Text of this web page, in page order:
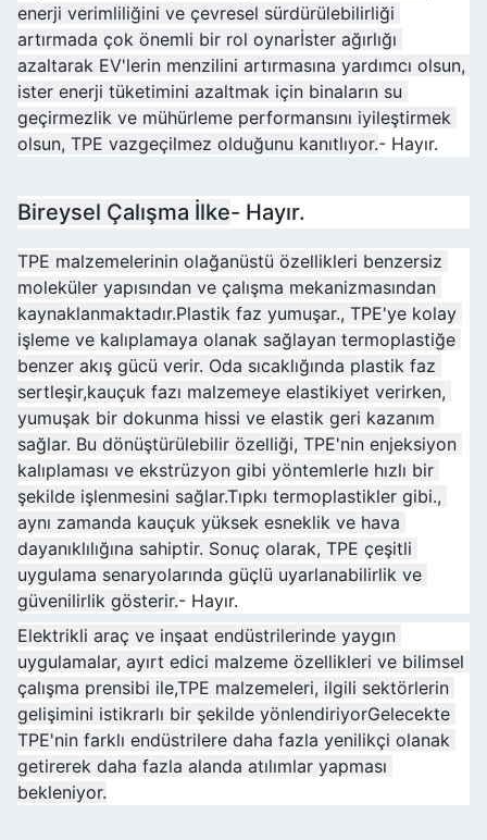
enerji verimliliğini ve çevresel sürdürülebilirliği
artırmada çok önemli bir rol oynarİster ağırlığı
azaltarak EV'lerin menzilini artırmasına yardımcı olsun,
ister enerji tüketimini azaltmak için binaların su
geçirmezlik ve mühürleme performansını iyileştirmek
olsun, TPE vazgeçilmez olduğunu kanıtlıyor.- Hayır.
Bireysel Çalışma İlke- Hayır.
TPE malzemelerinin olağanüstü özellikleri benzersiz
moleküler yapısından ve çalışma mekanizmasından
kaynaklanmaktadır.Plastik faz yumuşar., TPE'ye kolay
işleme ve kalıplamaya olanak sağlayan termoplastiğe
benzer akış gücü verir. Oda sıcaklığında plastik faz
sertleşir,kauçuk fazı malzemeye elastikiyet verirken,
yumuşak bir dokunma hissi ve elastik geri kazanım
sağlar. Bu dönüştürülebilir özelliği, TPE'nin enjeksiyon
kalıplaması ve ekstrüzyon gibi yöntemlerle hızlı bir
şekilde işlenmesini sağlar.Tıpkı termoplastikler gibi.,
aynı zamanda kauçuk yüksek esneklik ve hava
dayanıklılığına sahiptir. Sonuç olarak, TPE çeşitli
uygulama senaryolarında güçlü uyarlanabilirlik ve
güvenilirlik gösterir.- Hayır.
Elektrikli araç ve inşaat endüstrilerinde yaygın
uygulamalar, ayırt edici malzeme özellikleri ve bilimsel
çalışma prensibi ile,TPE malzemeleri, ilgili sektörlerin
gelişimini istikrarlı bir şekilde yönlendiriyorGelecekte
TPE'nin farklı endüstrilere daha fazla yenilikçi olanak
getirerek daha fazla alanda atılımlar yapması
bekleniyor.